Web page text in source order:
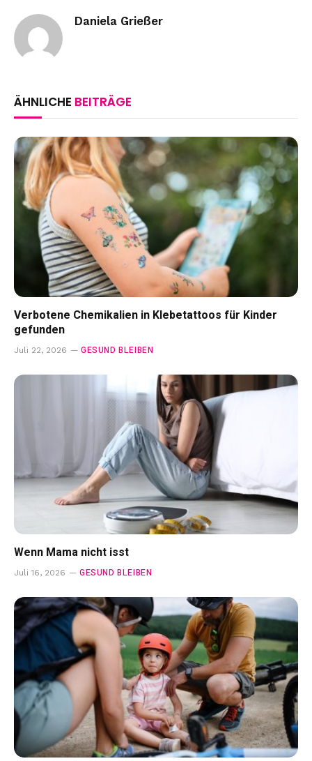
Daniela Grießer
ÄHNLICHE BEITRÄGE
Verbotene Chemikalien in Klebetattoos für Kinder
gefunden
Juli 22, 2026 GESUND BLEIBEN
Wenn Mama nicht isst
Juli 16, 2026 GESUND BLEIBEN